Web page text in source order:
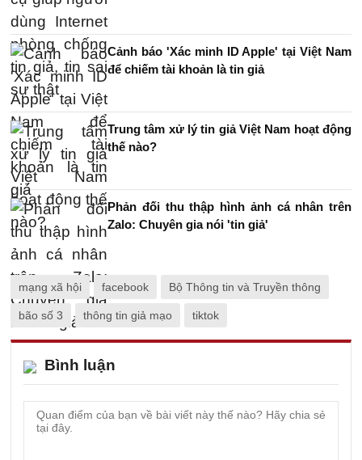
Cảnh báo 'Xác minh ID Apple' tại Việt Nam
để chiếm tài khoản là tin giả
Trung tâm xử lý tin giả Việt Nam hoạt động
thế nào?
Phản đối thu thập hình ảnh cá nhân trên
Zalo: Chuyên gia nói 'tin giả'
mạng xã hội facebook Bộ Thông tin và Truyền thông
bão số 3 thông tin giả mạo tiktok
Bình luận